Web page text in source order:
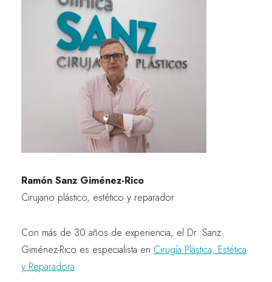
Ramón Sanz Giménez-Rico
Cirujano plástico, estético y reparador
Con más de 30 años de experiencia, el Dr. Sanz
Giménez-Rico es especialista en Cirugía Plástica, Estética
y Reparadora.